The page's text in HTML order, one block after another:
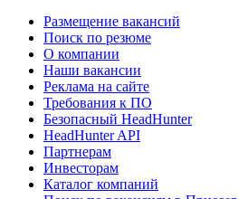
Размещение вакансий
Поиск по резюме
О компании
Наши вакансии
Реклама на сайте
Требования к ПО
Безопасный HeadHunter
HeadHunter API
Партнерам
Инвесторам
Каталог компаний